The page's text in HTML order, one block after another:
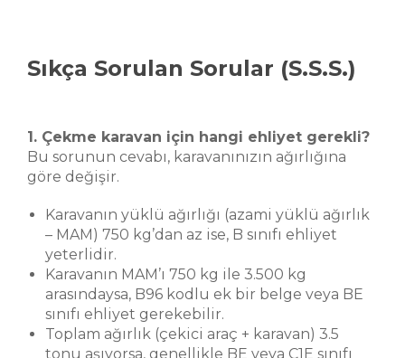
Sıkça Sorulan Sorular (S.S.S.)
1. Çekme karavan için hangi ehliyet gerekli?
Bu sorunun cevabı, karavanınızın ağırlığına
göre değişir.
Karavanın yüklü ağırlığı (azami yüklü ağırlık
– MAM) 750 kg’dan az ise, B sınıfı ehliyet
yeterlidir.
Karavanın MAM’ı 750 kg ile 3.500 kg
arasındaysa, B96 kodlu ek bir belge veya BE
sınıfı ehliyet gerekebilir.
Toplam ağırlık (çekici araç + karavan) 3.5
tonu aşıyorsa, genellikle BE veya C1E sınıfı